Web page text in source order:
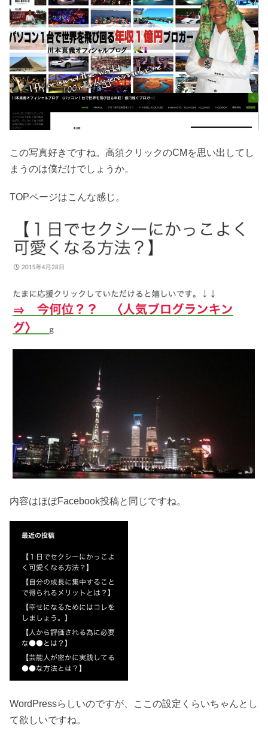
この写真好きですね。高須クリックのCMを思い出してし
まうのは僕だけでしょうか。
TOPページはこんな感じ。
内容はほぼFacebook投稿と同じですね。
WordPressらしいのですが、ここの設定くらいちゃんとし
て欲しいですね。